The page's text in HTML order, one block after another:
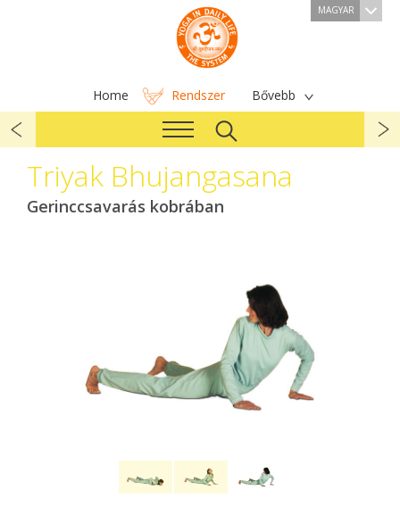
MAGYAR
Home Rendszer Bővebb
Triyak Bhujangasana
Gerinccsavarás kobrában